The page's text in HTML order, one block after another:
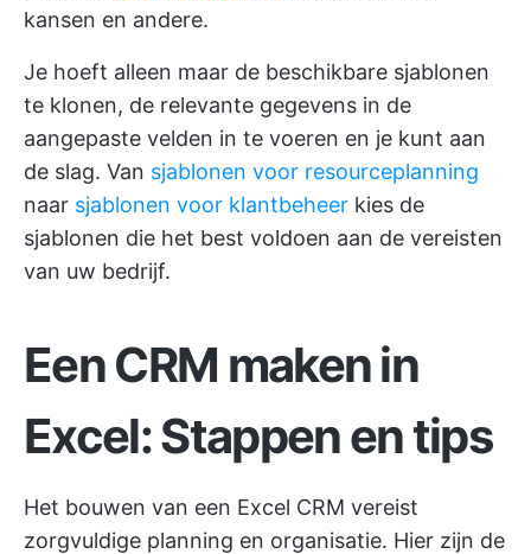
kansen en andere.
Je hoeft alleen maar de beschikbare sjablonen
te klonen, de relevante gegevens in de
aangepaste velden in te voeren en je kunt aan
de slag. Van sjablonen voor resourceplanning
naar sjablonen voor klantbeheer kies de
sjablonen die het best voldoen aan de vereisten
van uw bedrijf.
Een CRM maken in
Excel: Stappen en tips
Het bouwen van een Excel CRM vereist
zorgvuldige planning en organisatie. Hier zijn de